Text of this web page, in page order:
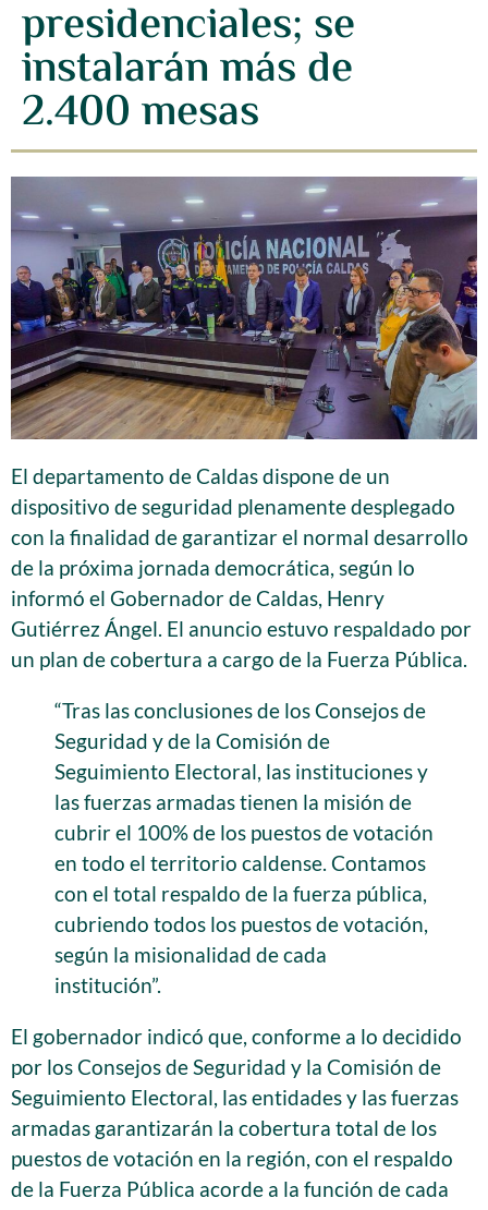
presidenciales; se
instalarán más de
2.400 mesas
El departamento de Caldas dispone de un
dispositivo de seguridad plenamente desplegado
con la finalidad de garantizar el normal desarrollo
de la próxima jornada democrática, según lo
informó el Gobernador de Caldas, Henry
Gutiérrez Ángel. El anuncio estuvo respaldado por
un plan de cobertura a cargo de la Fuerza Pública.
“Tras las conclusiones de los Consejos de
Seguridad y de la Comisión de
Seguimiento Electoral, las instituciones y
las fuerzas armadas tienen la misión de
cubrir el 100% de los puestos de votación
en todo el territorio caldense. Contamos
con el total respaldo de la fuerza pública,
cubriendo todos los puestos de votación,
según la misionalidad de cada
institución”.
El gobernador indicó que, conforme a lo decidido
por los Consejos de Seguridad y la Comisión de
Seguimiento Electoral, las entidades y las fuerzas
armadas garantizarán la cobertura total de los
puestos de votación en la región, con el respaldo
de la Fuerza Pública acorde a la función de cada